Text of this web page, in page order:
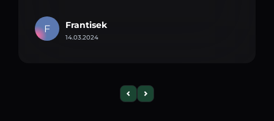
F Frantisek
14.03.2024